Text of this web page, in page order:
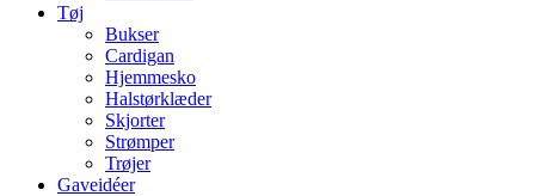
Tøj
Bukser
Cardigan
Hjemmesko
Halstørklæder
Skjorter
Strømper
Trøjer
Gaveidéer